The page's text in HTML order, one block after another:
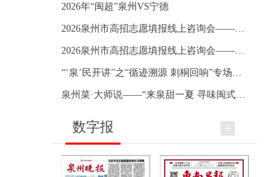
2026年“闽超”泉州VS宁德
数字报